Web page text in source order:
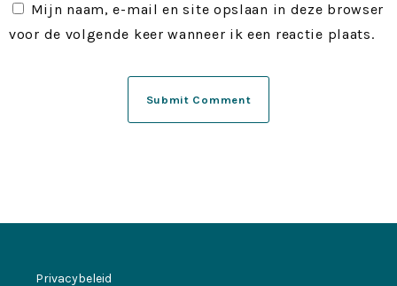
Mijn naam, e-mail en site opslaan in deze browser
voor de volgende keer wanneer ik een reactie plaats.
Privacybeleid